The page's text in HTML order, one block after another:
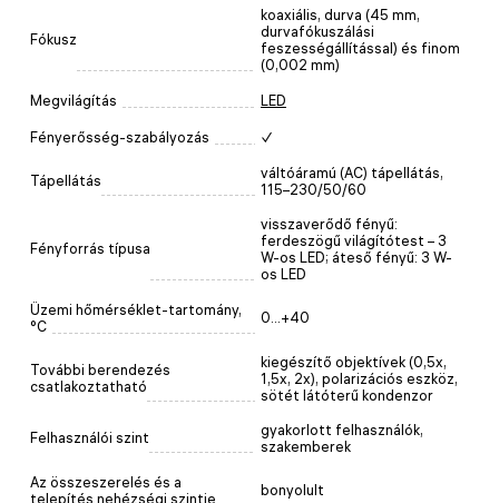
Fókusz
koaxiális, durva (45 mm,
durvafókuszálási
feszességállítással) és finom
(0,002 mm)
Megvilágítás LED
Fényerősség-szabályozás ✓
Tápellátás
váltóáramú (AC) tápellátás,
115–230/50/60
Fényforrás típusa
visszaverődő fényű:
ferdeszögű világítótest – 3
W-os LED; áteső fényű: 3 W-
os LED
Üzemi hőmérséklet-tartomány,
°C
0...+40
További berendezés
csatlakoztatható
kiegészítő objektívek (0,5х,
1,5х, 2х), polarizációs eszköz,
sötét látóterű kondenzor
Felhasználói szint
gyakorlott felhasználók,
szakemberek
Az összeszerelés és a
telepítés nehézségi szintje
bonyolult